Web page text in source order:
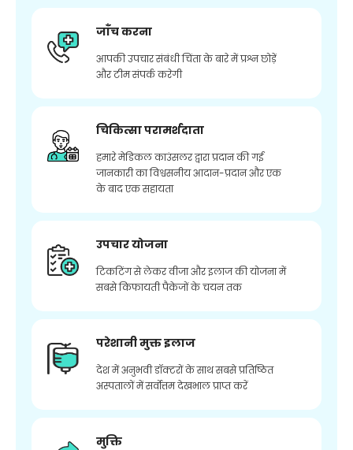
जाँच करना
आपकी उपचार संबंधी चिंता के बारे में प्रश्न छोड़ें
और टीम संपर्क करेगी
चिकित्सा परामर्शदाता
हमारे मेडिकल काउंसलर द्वारा प्रदान की गई
जानकारी का विश्वसनीय आदान-प्रदान और एक
के बाद एक सहायता
उपचार योजना
टिकटिंग से लेकर वीजा और इलाज की योजना में
सबसे किफायती पैकेजों के चयन तक
परेशानी मुक्त इलाज
देश में अनुभवी डॉक्टरों के साथ सबसे प्रतिष्ठित
अस्पतालों में सर्वोत्तम देखभाल प्राप्त करें
मुक्ति